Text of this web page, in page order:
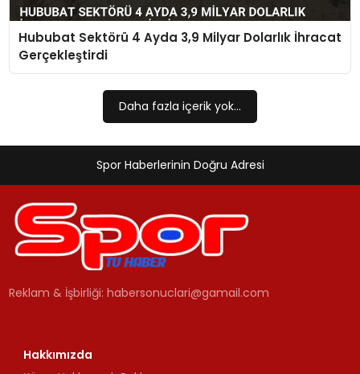
EĞITIM
MAGAZIN
Hububat Sektörü 4 Ayda 3,9 Milyar Dolarlık İhracat
Gerçekleştirdi
Daha fazla içerik yok...
Spor Haberlerinin Doğru Adresi
Reklam & İşbirliği:habersonuclari@gamail.com
Hakkımızda